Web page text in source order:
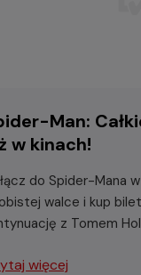
Man:
w kinach!
do Spider-Mana
walce i kup
z Tomem
więcej